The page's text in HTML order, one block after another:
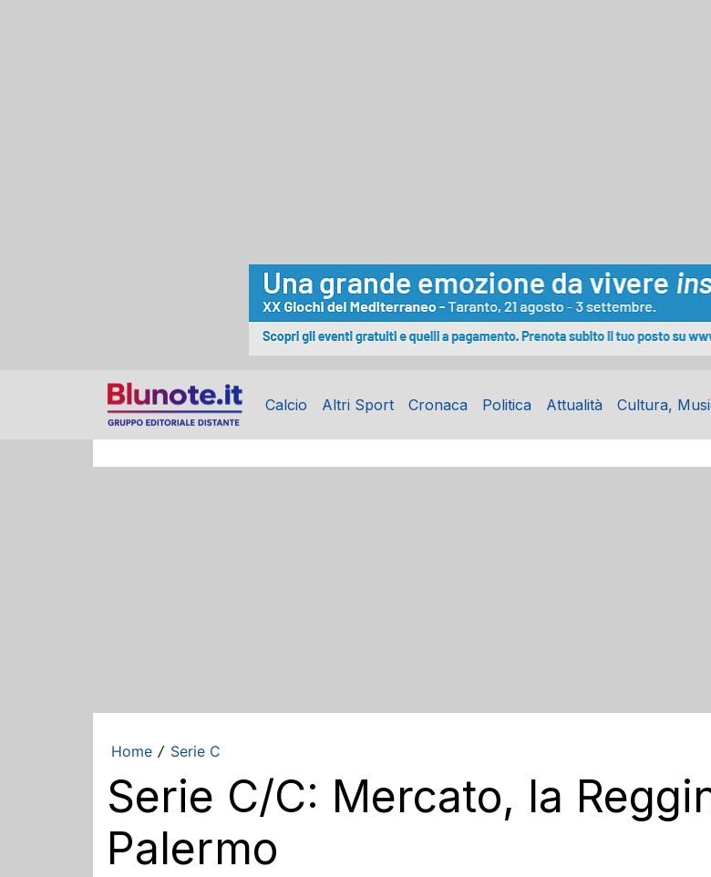
Calcio Altri Sport Cronaca Politica Attualità Cultura,
Home / Serie C
Serie C/C: Mercato, la
Palermo